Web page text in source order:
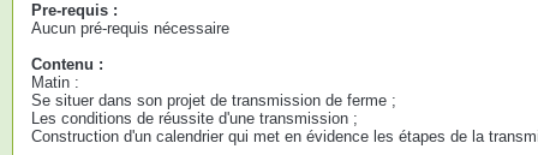
Pre-requis :
Aucun pré-requis nécessaire
Contenu :
Matin :
Se situer dans son projet de transmission de ferme ;
Les conditions de réussite d'une transmission ;
Construction d'un calendrier qui met en évidence les étapes de la